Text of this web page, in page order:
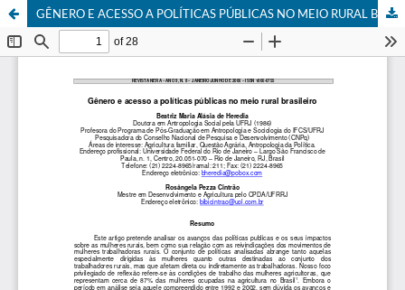
GÊNERO E ACESSO A POLÍTICAS PÚBLICAS NO MEIO RURAL BRASILEIRO